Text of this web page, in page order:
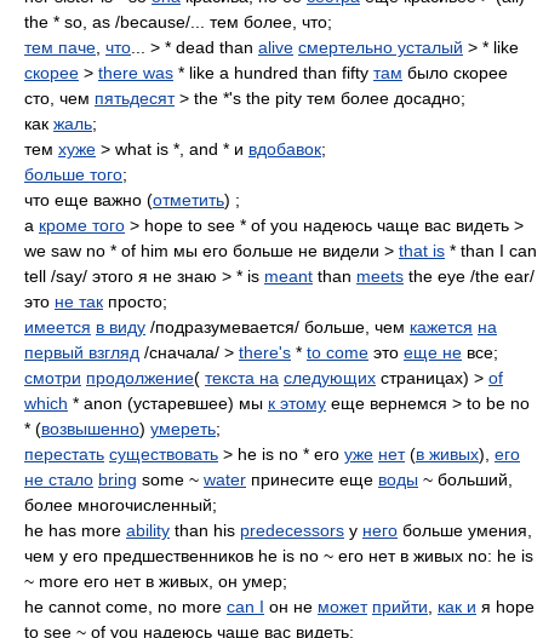
the * so, as /because/... тем более, что;
тем паче что ... > * dead than alive смертельно усталый > * like
скорее > there was * like a hundred than fifty там было скорее
сто, чем пятьдесят> the *'s the pity тем более досадно;
как жаль;
тем хуже > what is *, and * и вдобавок;
больше того;
что еще важно (отметить) ;
а кроме того > hope to see * of you надеюсь чаще вас видеть >
we saw no * of him мы его больше не видели > that is * than I can
tell /say/ этого я не знаю > * is meant than meets the eye /the ear/
это не так просто;
имеется в виду /подразумевается/ больше, чем кажется на
первый взгляд /сначала/ > there's * to come это еще не все;
смотри продолжение( текста на следующих страницах) > of
which * anon (устаревшее) мы к этому еще вернемся > to be no
* (возвышенно) умереть;
перестать существовать > he is no * его уже нет(в живых), его
не стало bring some ~ water принесите еще воды ~ больший,
более многочисленный;
he has more ability than his predecessors у него больше умения,
чем у его предшественников he is no ~ его нет в живых no: he is
~ more его нет в живых, он умер;
he cannot come, no more can I он не может прийти как и я hope
to see ~ of you надеюсь чаще вас видеть;